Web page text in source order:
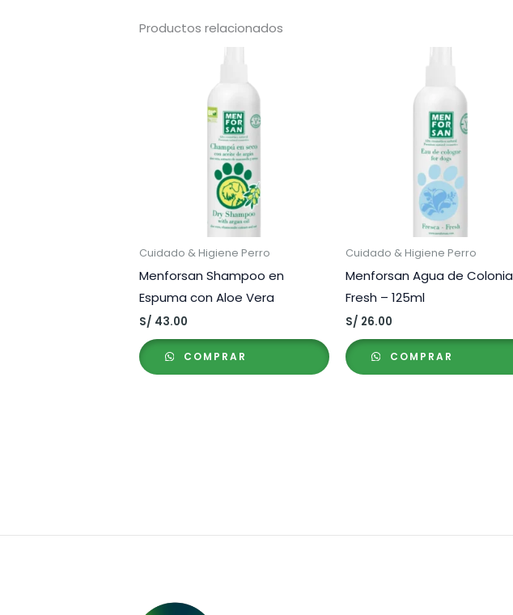
Productos relacionados
Cuidado & Higiene Perro
Menforsan Shampoo en
Espuma con Aloe Vera
S/ 43.00
COMPRAR
Cuidado & Higiene Perro
Menforsan Agua de Colonia
Fresh – 125ml
S/ 26.00
COMPRAR